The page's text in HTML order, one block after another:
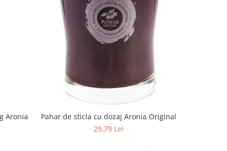
Aronia
Pahar de sticla cu dozaj Aronia Original
29,79 Lei